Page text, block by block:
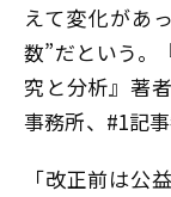
えて変化があ
数”だという。
究と分析』著
事務所、#1記
「改正前は公